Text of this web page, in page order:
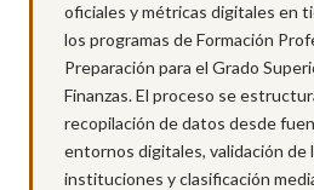
oficiales y métricas digitales en
los programas de Formación
Preparación para el Grado
Finanzas. El proceso se
recopilación de datos desde
entornos digitales, validación de
instituciones y clasificación